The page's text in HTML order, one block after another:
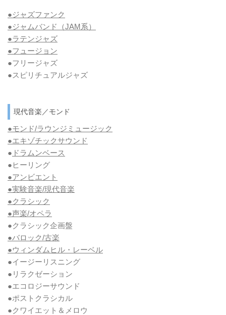
●ジャズファンク
●ジャムバンド（JAM系）
●ラテンジャズ
●フュージョン
●フリージャズ
●スピリチュアルジャズ
現代音楽／モンド
●モンド/ラウンジミュージック
●エキゾチックサウンド
● ドラムンベース
●ヒーリング
●アンビエント
●実験音楽/現代音楽
●クラシック
●声楽/オペラ
●クラシック企画盤
●バロック/古楽
●ウィンダムヒル・レーベル
●イージーリスニング
●リラクゼーション
●エコロジーサウンド
●ポストクラシカル
●クワイエット＆メロウ